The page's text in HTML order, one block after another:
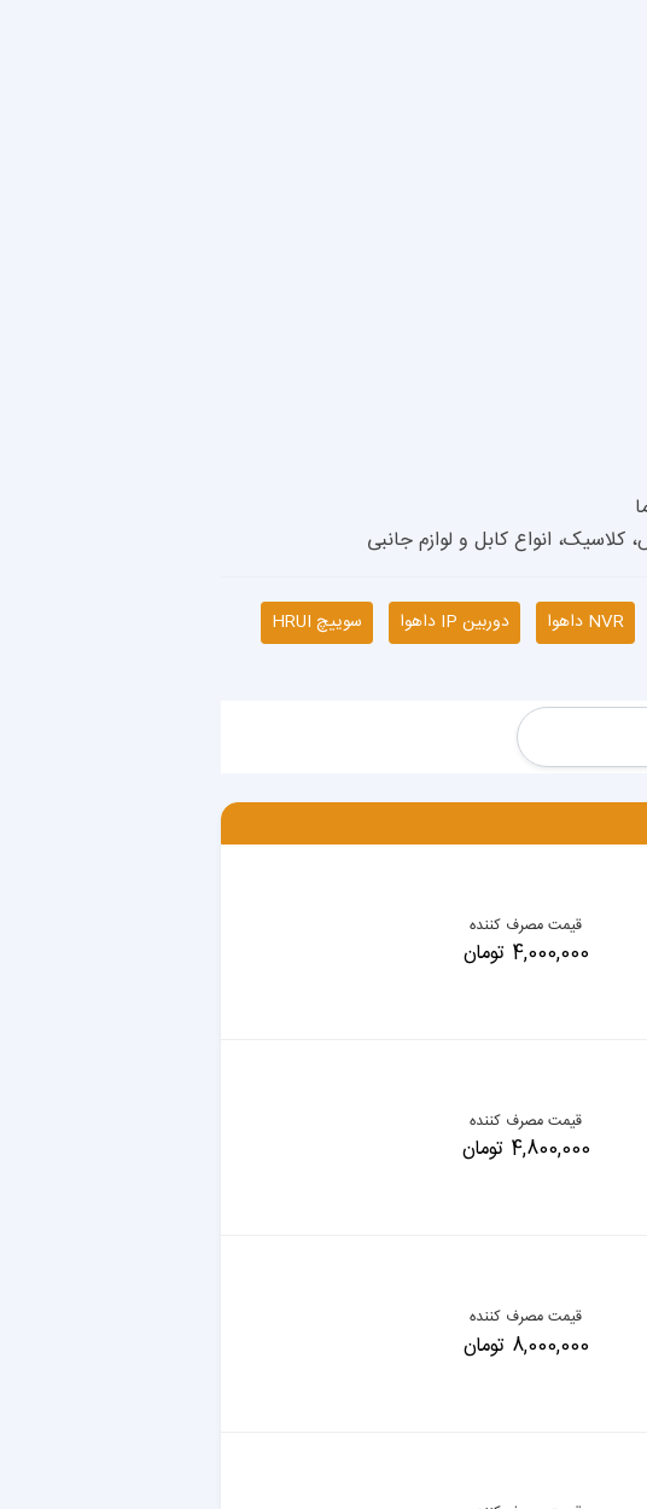
NVR داهوا دوربین IP داهوا
سوییچ HRUI
قیمت مصرف کننده
4,000,000 تومان
قیمت مصرف کننده
4,800,000 تومان
قیمت مصرف کننده
8,000,000 تومان